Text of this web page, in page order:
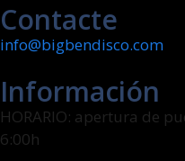
Contacte
info@bigbendisco.com
Información
HORARIO: apertura de
6:00h